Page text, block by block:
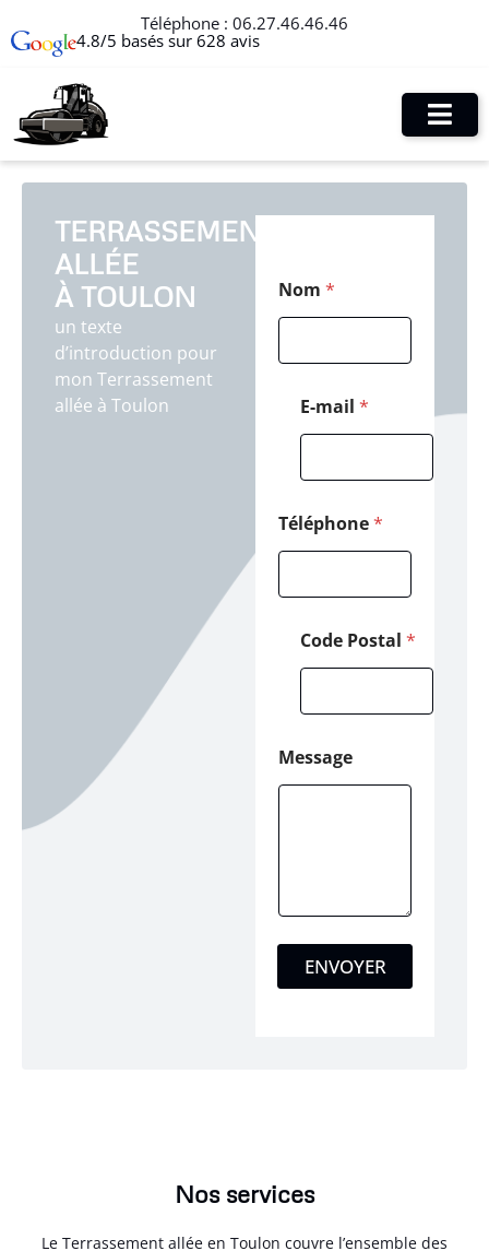
Téléphone : 06.27.46.46.46
4.8/5 basés sur 628 avis
TERRASSEMENT
ALLÉE
À TOULON
un texte
d’introduction pour
mon Terrassement
allée à Toulon
Nom *
E-mail *
Téléphone*
n
Code Postal *
Message
ENVOYER
Nos services
Le Terrassement allée en Toulon couvre l’ensemble des